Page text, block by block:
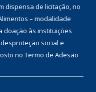
dispensa de licitação, no
– modalidade
doação às instituições
social e
no Termo de Adesão